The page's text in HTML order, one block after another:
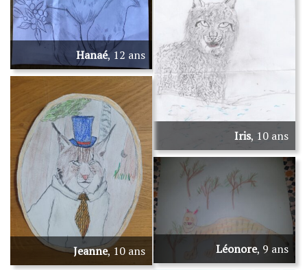
Hanaé, 12 ans
Iris, 10 ans
Jeanne, 10 ans Léonore, 9 ans